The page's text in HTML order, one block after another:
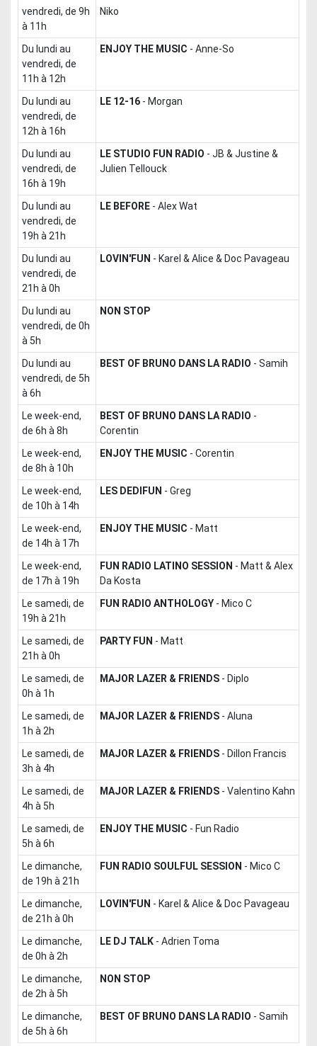
vendredi, de 9h
à 11h
Niko
du lundi au
vendredi, de
11h à 12h
ENJOY THE MUSIC - Anne-So
du lundi au
vendredi, de
12h à 16h
LE 12-16 - Morgan
du lundi au
vendredi, de
16h à 19h
LE STUDIO FUN RADIO - JB & Justine &
Julien Tellouck
du lundi au
vendredi, de
19h à 21h
LE BEFORE - Alex Wat
du lundi au
vendredi, de
21h à 0h
LOVIN'FUN - Karel & Alice & Doc Pavageau
du lundi au
vendredi, de 0h
à 5h
NON STOP
du lundi au
vendredi, de 5h
à 6h
BEST OF BRUNO DANS LA RADIO - Samih
le week-end,
de 6h à 8h
BEST OF BRUNO DANS LA RADIO -
Corentin
le week-end,
de 8h à 10h
ENJOY THE MUSIC - Corentin
le week-end,
de 10h à 14h
LES DEDIFUN - Greg
le week-end,
de 14h à 17h
ENJOY THE MUSIC - Matt
le week-end,
de 17h à 19h
FUN RADIO LATINO SESSION - Matt & Alex
Da Kosta
le samedi, de
19h à 21h
FUN RADIO ANTHOLOGY - Mico C
le samedi, de
21h à 0h
PARTY FUN - Matt
le samedi, de
0h à 1h
MAJOR LAZER & FRIENDS - Diplo
le samedi, de
1h à 2h
MAJOR LAZER & FRIENDS - Aluna
le samedi, de
3h à 4h
MAJOR LAZER & FRIENDS - Dillon Francis
le samedi, de
4h à 5h
MAJOR LAZER & FRIENDS - Valentino Kahn
le samedi, de
5h à 6h
ENJOY THE MUSIC - Fun Radio
le dimanche,
de 19h à 21h
FUN RADIO SOULFUL SESSION - Mico C
le dimanche,
de 21h à 0h
LOVIN'FUN - Karel & Alice & Doc Pavageau
le dimanche,
de 0h à 2h
LE DJ TALK - Adrien Toma
le dimanche,
de 2h à 5h
NON STOP
le dimanche,
de 5h à 6h
BEST OF BRUNO DANS LA RADIO - Samih